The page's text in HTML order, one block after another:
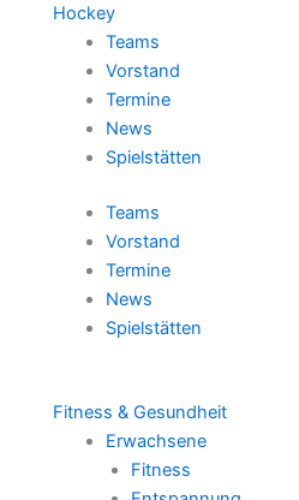
Hockey
Teams
Vorstand
Termine
News
Spielstätten
Teams
Vorstand
Termine
News
Spielstätten
Fitness & Gesundheit
Erwachsene
Fitness